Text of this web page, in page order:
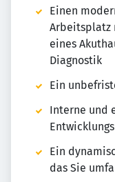
Einen
Arbeitsplatz
eines
Diagnostik
Ein
Interne und
Ein
das Sie